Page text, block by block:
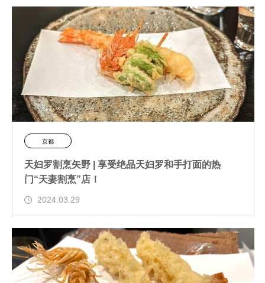
京都
天妇罗割烹矢野 | 享受绝品天妇罗和手打面的热
门“天妻割烹”店！
2024.03.29